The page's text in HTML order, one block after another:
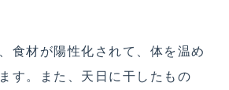
食材が陽性化されて、体を温め
す。また、天日に干したもの